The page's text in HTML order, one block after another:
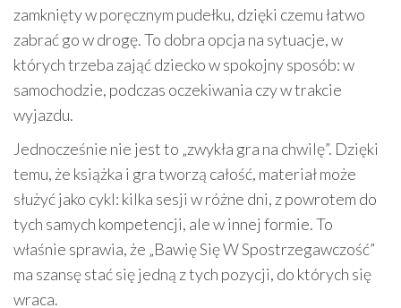
zamknięty w poręcznym pudełku, dzięki czemu łatwo
zabrać go w drogę. To dobra opcja na sytuacje, w
których trzeba zająć dziecko w spokojny sposób: w
samochodzie, podczas oczekiwania czy w trakcie
wyjazdu.
Jednocześnie nie jest to „zwykła gra na chwilę”. Dzięki
temu, że książka i gra tworzą całość, materiał może
służyć jako cykl: kilka sesji w różne dni, z powrotem do
tych samych kompetencji, ale w innej formie. To
właśnie sprawia, że „Bawię Się W Spostrzegawczość”
ma szansę stać się jedną z tych pozycji, do których się
wraca.